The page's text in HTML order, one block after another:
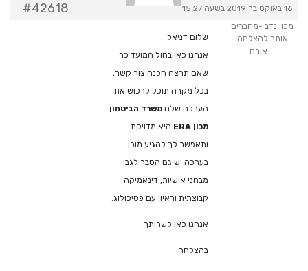
16 באוקטובר 2019 בשעה 15:27 #42618
מכון נדב -מחברים
אותך להצלחה
אורח
שלום דניאל
אנחנו כאן בחול המועד כך
שאם תרצה הכנה צור קשר,
בכל מקרה תוכל לרכוש את
הערכה שלנו משרד הביטחון
מכון ERA
היא מדויקת
ותאפשר לך להגיע מוכן.
בערכה יש גם הסבר לגבי
מבחני אישיות, דינאמיקה
קבוצתית וראיון עם פסיכולוג.
אנחנו כאן לשרותך
בהצלחה